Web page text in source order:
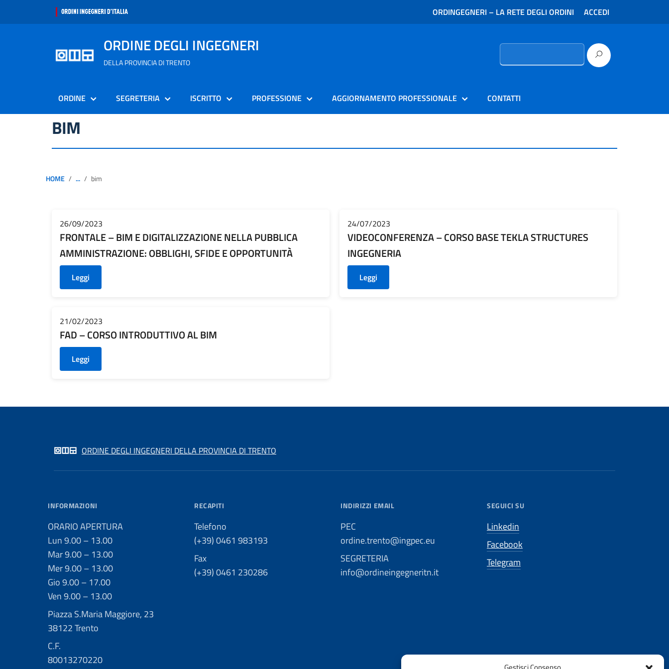
ORDINGEGNERI – LA RETE DEGLI ORDINI ACCEDI
ORDINE DEGLI INGEGNERI
DELLA PROVINCIA DI TRENTO
Ricerca
ORDINE SEGRETERIA ISCRITTO PROFESSIONE AGGIORNAMENTO PROFESSIONALE CONTATTI
BIM
HOME ... bim
26/09/2023
FRONTALE – BIM E DIGITALIZZAZIONE NELLA PUBBLICA
AMMINISTRAZIONE: OBBLIGHI, SFIDE E OPPORTUNITÀ
Leggi
24/07/2023
VIDEOCONFERENZA – CORSO BASE TEKLA STRUCTURES
INGEGNERIA
Leggi
21/02/2023
FAD – CORSO INTRODUTTIVO AL BIM
Leggi
ORDINE DEGLI INGEGNERI DELLA PROVINCIA DI TRENTO
INFORMAZIONI
ORARIO APERTURA
Lun 9.00 – 13.00
Mar 9.00 – 13.00
Mer 9.00 – 13.00
Gio 9.00 – 17.00
Ven 9.00 – 13.00
Piazza S.Maria Maggiore, 23
38122 Trento
C.F.
80013270220
RECAPITI
Telefono
(+39) 0461 983193
Fax
(+39) 0461 230286
INDIRIZZI EMAIL
PEC
ordine.trento@ingpec.eu
SEGRETERIA
info@ordineingegneritn.it
SEGUICI SU
Linkedin
Facebook
Telegram